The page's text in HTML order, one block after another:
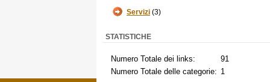
Servizi (3)
STATISTICHE
Numero Totale dei links:
91
Numero Totale delle categorie: 1